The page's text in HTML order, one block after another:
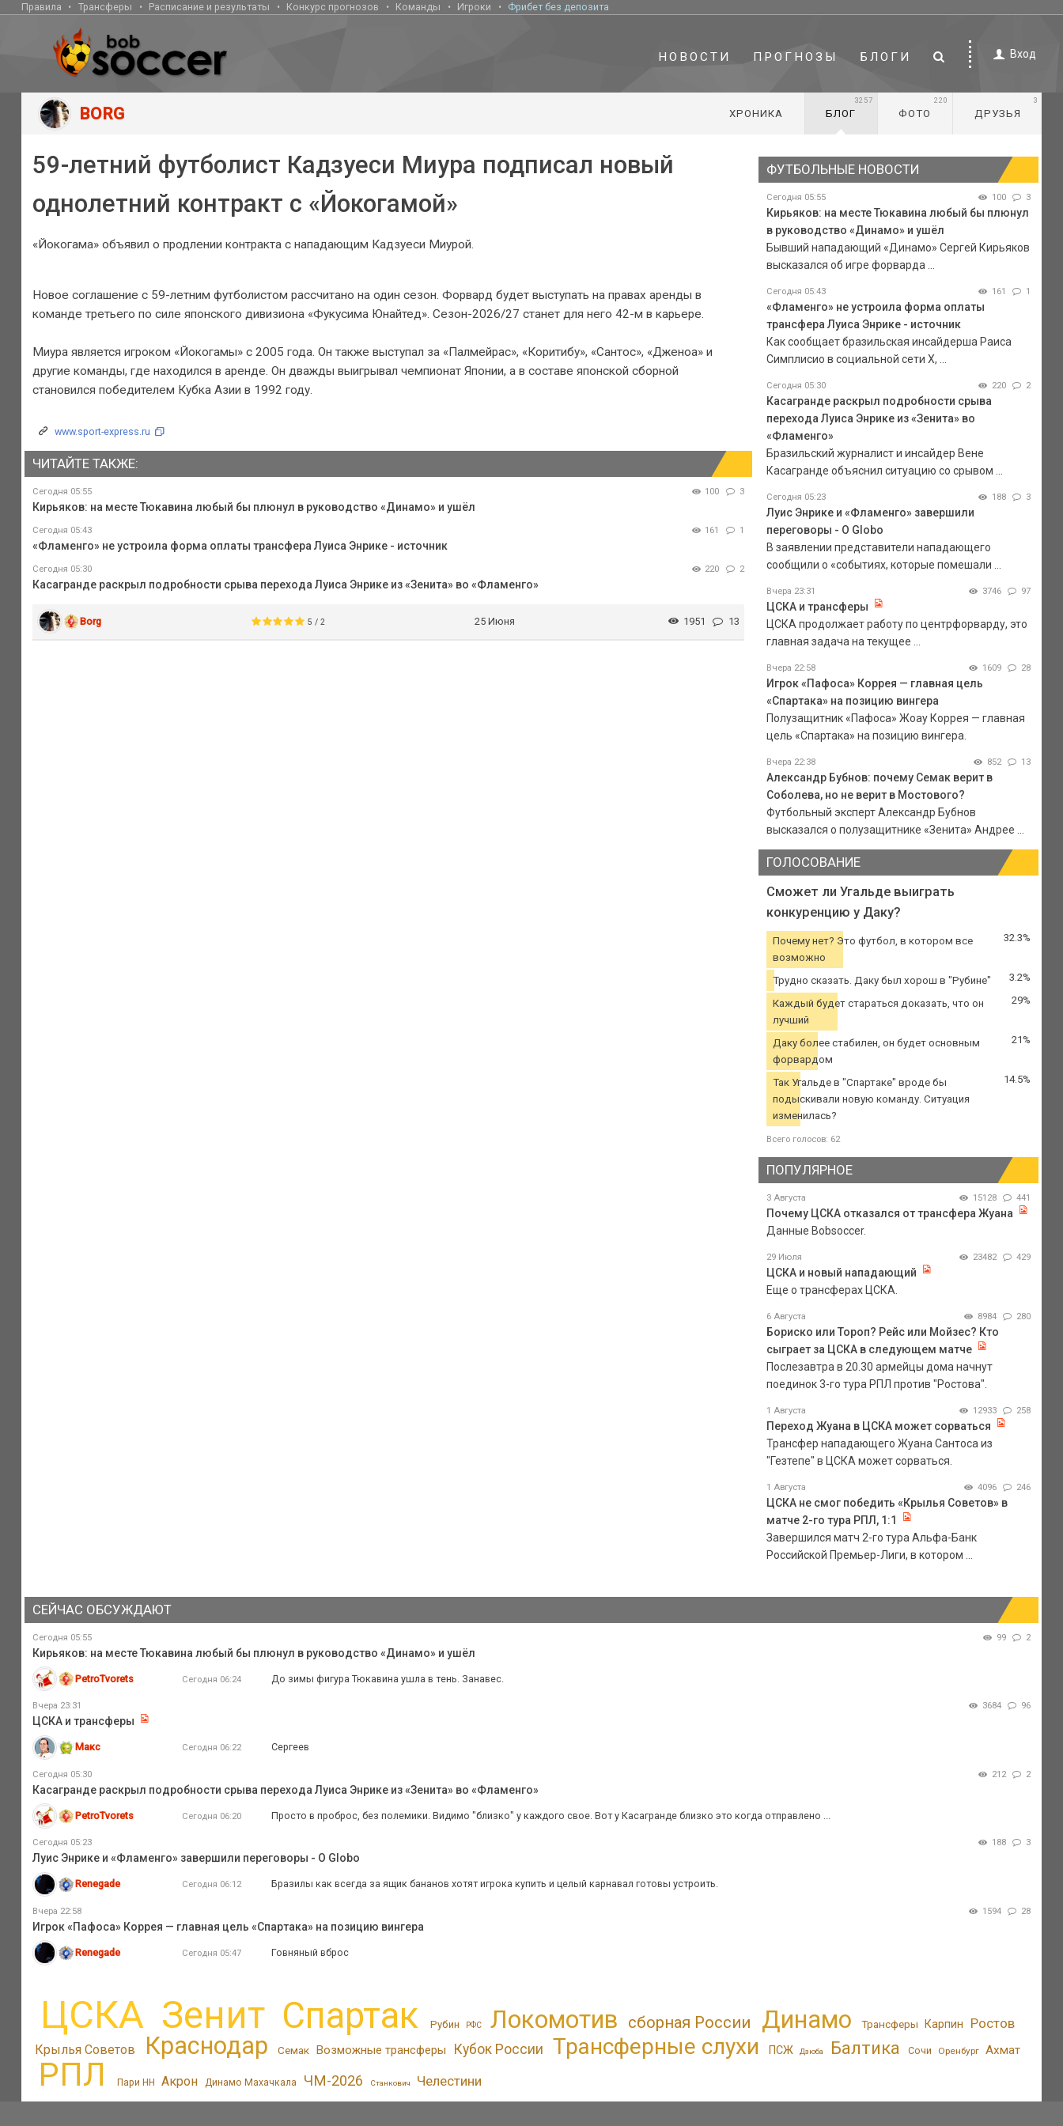
Правила Трансферы Расписание и результаты Конкурс прогнозов Команды Игроки Фрибет без депозита
НОВОСТИ ПРОГНОЗЫ БЛОГИ Вход
BORG ХРОНИКА БЛОГ
3257
ФОТО
220
ДРУЗЬЯ
3
59-летний футболист Кадзуеси Миура подписал новый
однолетний контракт с «Йокогамой»
«Йокогама» объявил о продлении контракта с нападающим Кадзуеси Миурой.
Новое соглашение с 59-летним футболистом рассчитано на один сезон. Форвард будет выступать на правах аренды в
команде третьего по силе японского дивизиона «Фукусима Юнайтед». Сезон-2026/27 станет для него 42-м в карьере.
Миура является игроком «Йокогамы» с 2005 года. Он также выступал за «Палмейрас», «Коритибу», «Сантос», «Дженоа» и
другие команды, где находился в аренде. Он дважды выигрывал чемпионат Японии, а в составе японской сборной
становился победителем Кубка Азии в 1992 году.
www.sport-express.ru
ЧИТАЙТЕ ТАКЖЕ:
Сегодня 05:55 100 3
Кирьяков: на месте Тюкавина любый бы плюнул в руководство «Динамо» и ушёл
Сегодня 05:43 161 1
«Фламенго» не устроила форма оплаты трансфера Луиса Энрике - источник
Сегодня 05:30 220 2
Касагранде раскрыл подробности срыва перехода Луиса Энрике из «Зенита» во «Фламенго»
Borg 5 / 2 25 Июня 1951 13
ФУТБОЛЬНЫЕ НОВОСТИ
Сегодня 05:55 100 3
Кирьяков: на месте Тюкавина любый бы плюнул
в руководство «Динамо» и ушёл
Бывший нападающий «Динамо» Сергей Кирьяков
высказался об игре форварда ...
Сегодня 05:43 161 1
«Фламенго» не устроила форма оплаты
трансфера Луиса Энрике - источник
Как сообщает бразильская инсайдерша Раиса
Симплисио в социальной сети Х, ...
Сегодня 05:30 220 2
Касагранде раскрыл подробности срыва
перехода Луиса Энрике из «Зенита» во
«Фламенго»
Бразильский журналист и инсайдер Вене
Касагранде объяснил ситуацию со срывом ...
Сегодня 05:23 188 3
Луис Энрике и «Фламенго» завершили
переговоры - O Globo
В заявлении представители нападающего
сообщили о «событиях, которые помешали ...
Вчера 23:31 3746 97
ЦСКА и трансферы
ЦСКА продолжает работу по центрфорварду, это
главная задача на текущее ...
Вчера 22:58 1609 28
Игрок «Пафоса» Коррея — главная цель
«Спартака» на позицию вингера
Полузащитник «Пафоса» Жоау Коррея — главная
цель «Спартака» на позицию вингера.
Вчера 22:38 852 13
Александр Бубнов: почему Семак верит в
Соболева, но не верит в Мостового?
Футбольный эксперт Александр Бубнов
высказался о полузащитнике «Зенита» Андрее ...
ГОЛОСОВАНИЕ
Сможет ли Угальде выиграть
конкуренцию у Даку?
Почему нет? Это футбол, в котором все
возможно
32.3%
Трудно сказать. Даку был хорош в "Рубине" 3.2%
Каждый будет стараться доказать, что он
лучший
29%
Даку более стабилен, он будет основным
форвардом
21%
Так Угальде в "Спартаке" вроде бы
подыскивали новую команду. Ситуация
изменилась?
14.5%
Всего голосов: 62
ПОПУЛЯРНОЕ
3 Августа 15128 441
Почему ЦСКА отказался от трансфера Жуана
Данные Bobsoccer.
29 Июля 23482 429
ЦСКА и новый нападающий
Еще о трансферах ЦСКА.
6 Августа 8984 280
Бориско или Тороп? Рейс или Мойзес? Кто
сыграет за ЦСКА в следующем матче
Послезавтра в 20.30 армейцы дома начнут
поединок 3-го тура РПЛ против "Ростова".
1 Августа 12933 258
Переход Жуана в ЦСКА может сорваться
Трансфер нападающего Жуана Сантоса из
"Гезтепе" в ЦСКА может сорваться.
1 Августа 4096 246
ЦСКА не смог победить «Крылья Советов» в
матче 2-го тура РПЛ, 1:1
Завершился матч 2-го тура Альфа-Банк
Российской Премьер-Лиги, в котором ...
СЕЙЧАС ОБСУЖДАЮТ
Сегодня 05:55 99 2
Кирьяков: на месте Тюкавина любый бы плюнул в руководство «Динамо» и ушёл
PetroTvorets Сегодня 06:24 До зимы фигура Тюкавина ушла в тень. Занавес.
Вчера 23:31 3684 96
ЦСКА и трансферы
Макс Сегодня 06:22 Сергеев
Сегодня 05:30 212 2
Касагранде раскрыл подробности срыва перехода Луиса Энрике из «Зенита» во «Фламенго»
PetroTvorets Сегодня 06:20 Просто в проброс, без полемики. Видимо "близко" у каждого свое. Вот у Касагранде близко это когда отправлено ...
Сегодня 05:23 188 3
Луис Энрике и «Фламенго» завершили переговоры - O Globo
Renegade Сегодня 06:12 Бразилы как всегда за ящик бананов хотят игрока купить и целый карнавал готовы устроить.
Вчера 22:58 1594 28
Игрок «Пафоса» Коррея — главная цель «Спартака» на позицию вингера
Renegade Сегодня 05:47 Говняный вброс
ЦСКА Зенит Спартак Рубин РФС Локомотив сборная России Динамо Трансферы Карпин Ростов
Крылья Советов Краснодар Семак Возможные трансферы Кубок России Трансферные слухи ПСЖ Дзюба Балтика Сочи Оренбург Ахмат
РПЛ Пари НН Акрон Динамо Махачкала ЧМ-2026 Станкович Челестини